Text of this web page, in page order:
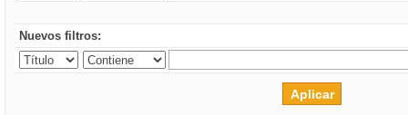
Nuevos filtros: